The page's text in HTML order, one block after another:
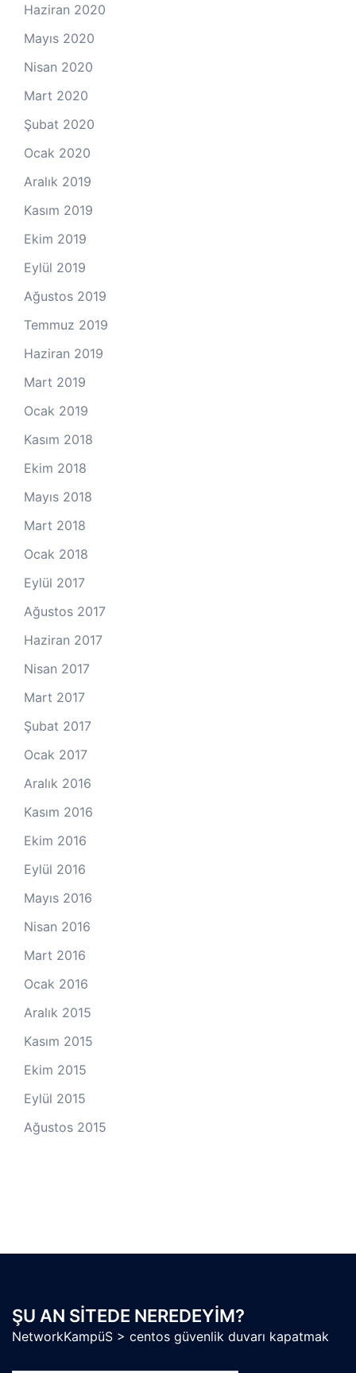
Haziran 2020
Mayıs 2020
Nisan 2020
Mart 2020
Şubat 2020
Ocak 2020
Aralık 2019
Kasım 2019
Ekim 2019
Eylül 2019
Ağustos 2019
Temmuz 2019
Haziran 2019
Mart 2019
Ocak 2019
Kasım 2018
Ekim 2018
Mayıs 2018
Mart 2018
Ocak 2018
Eylül 2017
Ağustos 2017
Haziran 2017
Nisan 2017
Mart 2017
Şubat 2017
Ocak 2017
Aralık 2016
Kasım 2016
Ekim 2016
Eylül 2016
Mayıs 2016
Nisan 2016
Mart 2016
Ocak 2016
Aralık 2015
Kasım 2015
Ekim 2015
Eylül 2015
Ağustos 2015
ŞU AN SITEDE NEREDEYIM?
NetworkKampüS > centos güvenlik duvarı kapatmak